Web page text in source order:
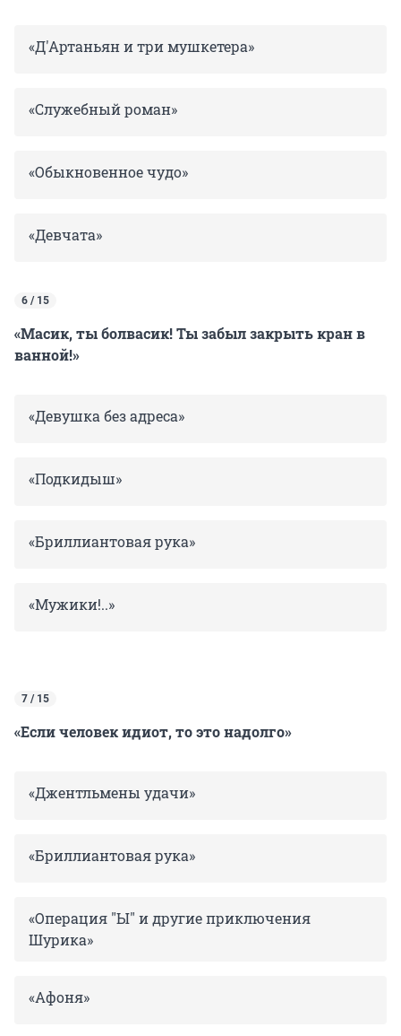
«Д'Артаньян и три мушкетера»
«Служебный роман»
«Обыкновенное чудо»
«Девчата»
6 / 15
«Масик, ты болвасик! Ты забыл закрыть кран в
ванной!»
«Девушка без адреса»
«Подкидыш»
«Бриллиантовая рука»
«Мужики!..»
7 / 15
«Если человек идиот, то это надолго»
«Джентльмены удачи»
«Бриллиантовая рука»
«Операция "Ы" и другие приключения
Шурика»
«Афоня»